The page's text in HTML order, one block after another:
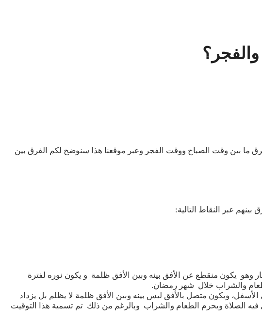
ما بين وقت الصباح ووقت الفجر وعبر موقعنا هذا سنوضح لكم الفرق بين
عبر النقاط التالية:
وهو يكون منقطع عن الأفق بينه وبين الأفق ظلمة و يكون نوره لفترة
والشراب خلال شهر رمضان.
ويكون متصل بالأفق ليس بينه وبين الأفق ظلمة لا يظلم بل يزداد
الصلاة ويحرم الطعام والشراب وبالرغم من ذلك تم تسمية هذا التوقيت